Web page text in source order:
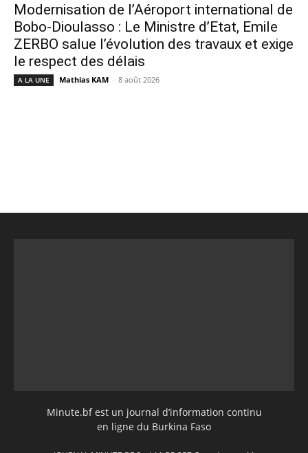
Modernisation de l’Aéroport international de
Bobo-Dioulasso : Le Ministre d’Etat, Emile
ZERBO salue l’évolution des travaux et exige
le respect des délais
A LA UNE Mathias KAM - 8 août 2026
Minute.bf est un journal d’information continu
en ligne du Burkina Faso